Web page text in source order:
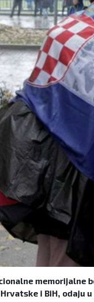
i BiH, odaju